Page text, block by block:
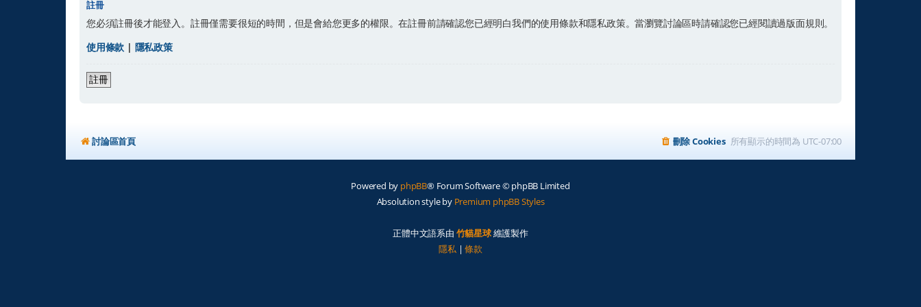
註冊
您必須註冊後才能登入。註冊僅需要很短的時間，但是會給您更多的權限。在註冊前請確認您已經明白我們的使用條款和隱私政策。當瀏覽討論區時請確認您已經閱讀過版面規則。
使用條款 | 隱私政策
註冊
討論區首頁 所有顯示的時間為 UTC-07:00
刪除 Cookies
Powered by phpBB® Forum Software © phpBB Limited
Absolution style by Premium phpBB Styles
正體中文語系由 竹貓星球維護製作
隱私 |條款